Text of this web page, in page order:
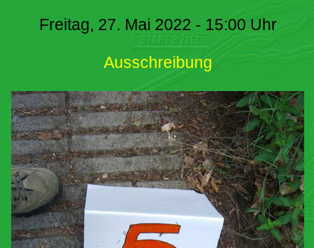
Freitag, 27. Mai 2022 - 15:00 Uhr
Ausschreibung